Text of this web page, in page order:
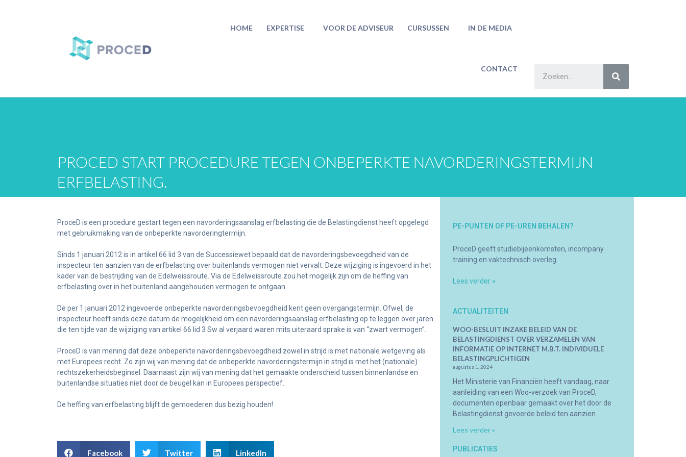
HOME EXPERTISE VOOR DE ADVISEUR CURSUSSEN IN DE MEDIA
CONTACT
PROCED START PROCEDURE TEGEN ONBEPERKTE NAVORDERINGSTERMIJN
ERFBELASTING.
ProceD is een procedure gestart tegen een navorderingsaanslag erfbelasting die de Belastingdienst heeft opgelegd
met gebruikmaking van de onbeperkte navorderingtermijn.
Sinds 1 januari 2012 is in artikel 66 lid 3 van de Successiewet bepaald dat de navorderingsbevoegdheid van de
inspecteur ten aanzien van de erfbelasting over buitenlands vermogen niet vervalt. Deze wijziging is ingevoerd in het
kader van de bestrijding van de Edelweissroute. Via de Edelweissroute zou het mogelijk zijn om de heffing van
erfbelasting over in het buitenland aangehouden vermogen te ontgaan.
De per 1 januari 2012 ingevoerde onbeperkte navorderingsbevoegdheid kent geen overgangstermijn. Ofwel, de
inspecteur heeft sinds deze datum de mogelijkheid om een navorderingsaanslag erfbelasting op te leggen over jaren
die ten tijde van de wijziging van artikel 66 lid 3 Sw al verjaard waren mits uiteraard sprake is van “zwart vermogen”.
ProceD is van mening dat deze onbeperkte navorderingsbevoegdheid zowel in strijd is met nationale wetgeving als
met Europees recht. Zo zijn wij van mening dat de onbeperkte navorderingstermijn in strijd is met het (nationale)
rechtszekerheidsbeginsel. Daarnaast zijn wij van mening dat het gemaakte onderscheid tussen binnenlandse en
buitenlandse situaties niet door de beugel kan in Europees perspectief.
De heffing van erfbelasting blijft de gemoederen dus bezig houden!
Facebook Twitter LinkedIn
PE-PUNTEN OF PE-UREN BEHALEN?
ProceD geeft studiebijeenkomsten, incompany
training en vaktechnisch overleg.
Lees verder »
ACTUALITEITEN
WOO-BESLUIT INZAKE BELEID VAN DE
BELASTINGDIENST OVER VERZAMELEN VAN
INFORMATIE OP INTERNET M.B.T. INDIVIDUELE
BELASTINGPLICHTIGEN
augustus 1, 2024
Het Ministerie van Financiën heeft vandaag, naar
aanleiding van een Woo-verzoek van ProceD,
documenten openbaar gemaakt over het door de
Belastingdienst gevoerde beleid ten aanzien
Lees verder »
PUBLICATIES